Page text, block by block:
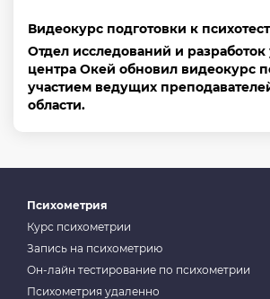
Видеокурс подготовки к
Отдел исследований и разработок
центра Окей обновил видеокурс
участием ведущих
области.
Психометрия
Курс психометрии
Запись на психометрию
Он-лайн тестирование по психометрии
Психометрия удаленно